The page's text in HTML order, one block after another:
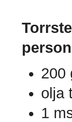
200
olja
1